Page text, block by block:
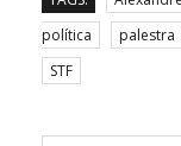
política
palestra
STF